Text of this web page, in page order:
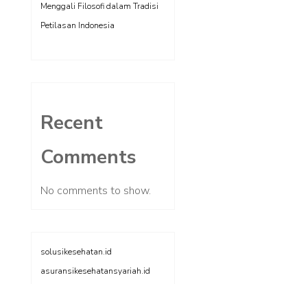
Menggali Filosofi dalam Tradisi
Petilasan Indonesia
Recent
Comments
No comments to show.
solusikesehatan.id
asuransikesehatansyariah.id